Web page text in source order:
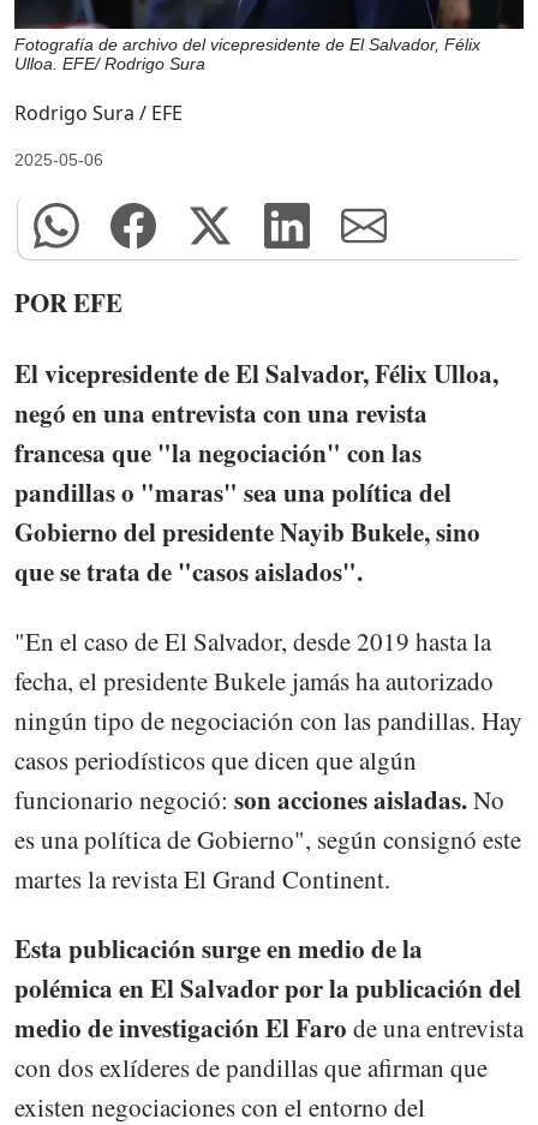
Fotografía de archivo del vicepresidente de El Salvador, Félix
Ulloa. EFE/ Rodrigo Sura
Rodrigo Sura / EFE
2025-05-06
POR EFE
El vicepresidente de El Salvador, Félix Ulloa,
negó en una entrevista con una revista
francesa que "la negociación" con las
pandillas o "maras" sea una política del
Gobierno del presidente Nayib Bukele, sino
que se trata de "casos aislados".
"En el caso de El Salvador, desde 2019 hasta la
fecha, el presidente Bukele jamás ha autorizado
ningún tipo de negociación con las pandillas. Hay
casos periodísticos que dicen que algún
funcionario negoció: son acciones aisladas.No
es una política de Gobierno", según consignó este
martes la revista El Grand Continent.
Esta publicación surge en medio de la
polémica en El Salvador por la publicación del
medio de investigación El Faro de una entrevista
con dos exlíderes de pandillas que afirman que
existen negociaciones con el entorno del